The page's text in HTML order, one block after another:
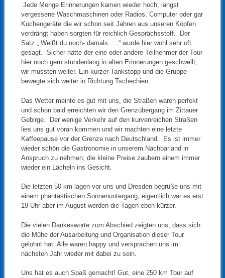
Jede Menge Erinnerungen kamen wieder hoch, längst
vergessene Waschmaschinen oder Radios, Computer oder gar
Küchengeräte die wir schon seit Jahren aus unseren Köpfen
verdrängt haben sorgten für reichlich Gesprächsstoff. Der
Satz „ Weißt du noch- damals…..“ wurde hier wohl sehr oft
gesagt. Sicher hätte der eine oder andere Teilnehmer der Tour
hier noch gern stundenlang in alten Erinnerungen geschwellt,
wir mussten weiter. Ein kurzer Tankstopp und die Gruppe
bewegte sich weiter in Richtung Tschechien.
Das Wetter meinte es gut mit uns, die Straßen waren perfekt
und schon bald erreichten wir den Grenzübergang im Zittauer
Gebirge. Der wenige Verkehr auf den kurvenreichen Straßen
lies uns gut voran kommen und wir machten eine letzte
Kaffeepause vor der Grenze nach Deutschland. Es ist immer
wieder schön die Gastronomie in unserem Nachbarland in
Anspruch zu nehmen, die kleine Preise zaubern einem immer
wieder ein Lächeln ins Gesicht.
Die letzten 50 km lagen vor uns und Dresden begrüße uns mit
einem phantastischen Sonnenuntergang, eigentlich war es erst
19 Uhr aber im August werden die Tagen eben kürzer.
Die vielen Dankesworte zum Abschied zeigten uns, dass sich
die Mühe der Ausarbeitung und Organisation dieser Tour
gelohnt hat. Alle waren happy und versprachen uns im
nächsten Jahr wieder mit dabei zu sein.
Uns hat es auch Spaß gemacht! Gut, eine 250 km Tour auf